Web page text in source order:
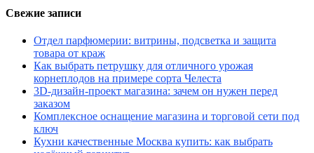
Свежие записи
Отдел парфюмерии: витрины, подсветка и защита
товара от краж
Как выбрать петрушку для отличного урожая
корнеплодов на примере сорта Челеста
3D-дизайн-проект магазина: зачем он нужен перед
заказом
Комплексное оснащение магазина и торговой сети под
ключ
Кухни качественные Москва купить: как выбрать